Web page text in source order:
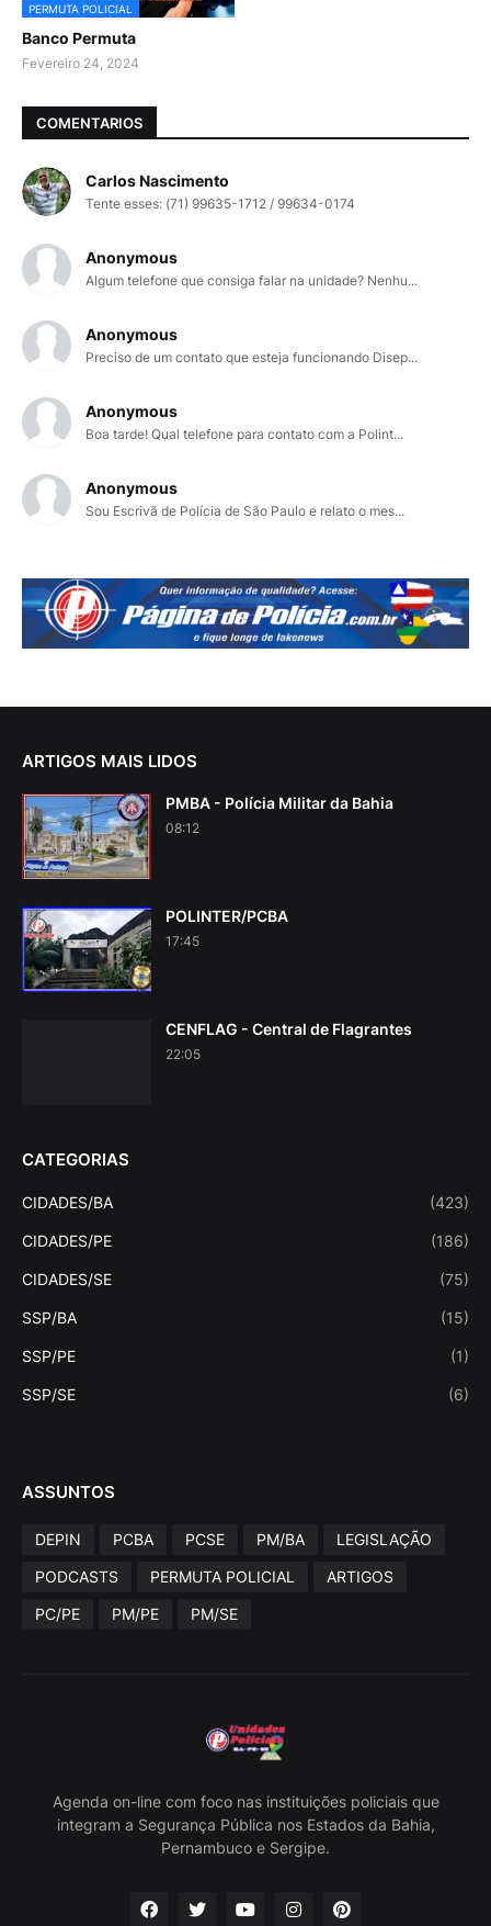
PERMUTA POLICIAL
Banco Permuta
Fevereiro 24, 2024
COMENTARIOS
Carlos Nascimento
Tente esses: (71) 99635-1712 / 99634-0174
Anonymous
Algum telefone que consiga falar na unidade? Nenhu...
Anonymous
Preciso de um contato que esteja funcionando Disep...
Anonymous
Boa tarde! Qual telefone para contato com a Polint...
Anonymous
Sou Escrivã de Polícia de São Paulo e relato o mes...
ARTIGOS MAIS LIDOS
PMBA - Polícia Militar da Bahia
08:12
POLINTER/PCBA
17:45
CENFLAG - Central de Flagrantes
22:05
CATEGORIAS
CIDADES/BA (423)
CIDADES/PE (186)
CIDADES/SE (75)
SSP/BA (15)
SSP/PE (1)
SSP/SE (6)
ASSUNTOS
DEPIN PCBA PCSE PM/BA
LEGISLAÇÃO
PODCASTS
PERMUTA POLICIAL
ARTIGOS
PC/PE
PM/PE PM/SE
Agenda on-line com foco nas instituições policiais que
integram a Segurança Pública nos Estados da Bahia,
Pernambuco e Sergipe.